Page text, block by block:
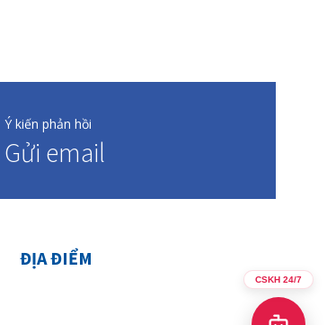
Ý kiến phản hồi
Gửi email
ĐỊA ĐIỂM
CSKH 24/7